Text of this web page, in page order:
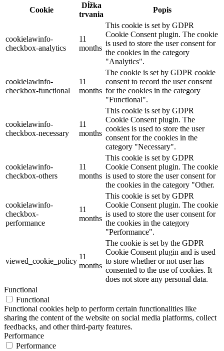
Cookie
Dĺžka
trvania
Popis
cookielawinfo-
checkbox-analytics
11
months
This cookie is set by GDPR
Cookie Consent plugin. The cookie
is used to store the user consent for
the cookies in the category
"Analytics".
cookielawinfo-
checkbox-functional
11
months
The cookie is set by GDPR cookie
consent to record the user consent
for the cookies in the category
"Functional".
cookielawinfo-
checkbox-necessary
11
months
This cookie is set by GDPR
Cookie Consent plugin. The
cookies is used to store the user
consent for the cookies in the
category "Necessary".
cookielawinfo-
checkbox-others
11
months
This cookie is set by GDPR
Cookie Consent plugin. The cookie
is used to store the user consent for
the cookies in the category "Other.
cookielawinfo-
checkbox-
performance
11
months
This cookie is set by GDPR
Cookie Consent plugin. The cookie
is used to store the user consent for
the cookies in the category
"Performance".
viewed_cookie_policy
11
months
The cookie is set by the GDPR
Cookie Consent plugin and is used
to store whether or not user has
consented to the use of cookies. It
does not store any personal data.
Functional
Functional
Functional cookies help to perform certain functionalities like
sharing the content of the website on social media platforms, collect
feedbacks, and other third-party features.
Performance
Performance